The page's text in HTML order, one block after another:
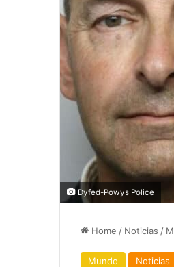
Dyfed-Powys Police
Home / Noticias /
Mundo Noticias